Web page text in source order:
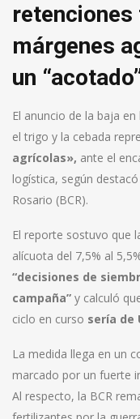
retenciones
márgenes
un
El anuncio de la baja
el trigo y la cebada
agrícolas», ante el
logística, según
Rosario (BCR).
El reporte sostuvo que
alícuota del 7,5% al
“decisiones de
campaña” y calculó
ciclo en curso sería de
La medida llega en un
marcado por un fuerte
Al respecto, la BCR